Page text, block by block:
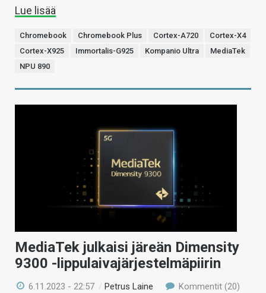
Lue lisää
Chromebook Chromebook Plus Cortex-A720
Cortex-X4
Cortex-X925
Immortalis-G925 Kompanio Ultra
MediaTek
NPU 890
MediaTek julkaisi järeän Dimensity
9300 -lippulaivajärjestelmäpiirin
6.11.2023 - 22:57 / Petrus Laine Kommentit (20)